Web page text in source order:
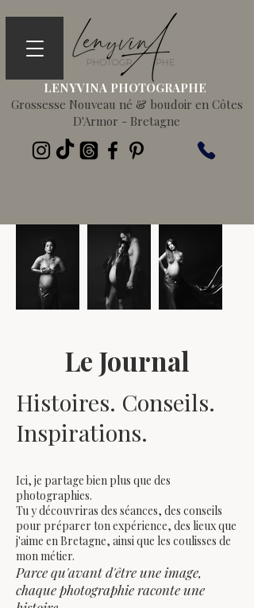
LENYVINA PHOTOGRAPHE
Grossesse Nouveau né & boudoir en Côtes
D'Armor - Bretagne
Le Journal
Histoires. Conseils.
Inspirations.
Ici, je partage bien plus que des
photographies.
Tu y découvriras des séances, des conseils
pour préparer ton expérience, des lieux que
j'aime en Bretagne, ainsi que les coulisses de
mon métier.
Parce qu'avant d'être une image,
chaque photographie raconte une